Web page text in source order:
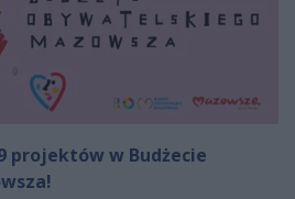
projektów w Budżecie